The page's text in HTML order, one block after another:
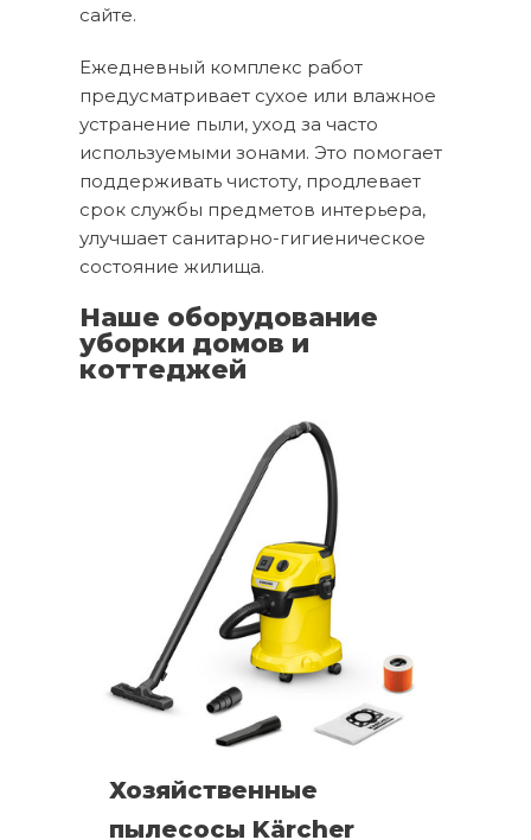
сайте.
Ежедневный комплекс работ
предусматривает сухое или влажное
устранение пыли, уход за часто
используемыми зонами. Это помогает
поддерживать чистоту, продлевает
срок службы предметов интерьера,
улучшает санитарно-гигиеническое
состояние жилища.
Наше оборудование
уборки домов и
коттеджей
Хозяйственные
пылесосы Kärcher